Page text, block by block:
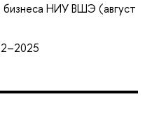
бизнеса НИУ ВШЭ (август